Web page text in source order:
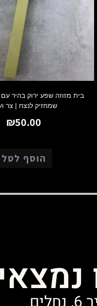
בית מזוזה שפע ירוק בהיר
שמחזיק לנצח | צר
₪50.00
הוסף לסל